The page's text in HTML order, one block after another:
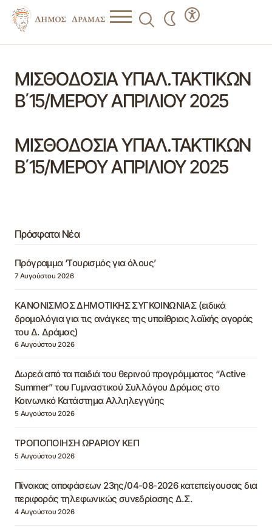
ΜΙΣΘΟΔΟΣΙΑ ΥΠΑΛ.ΤΑΚΤΙΚΩΝ
Β΄15/ΜΕΡΟΥ ΑΠΡΙΛΙΟΥ 2025
ΜΙΣΘΟΔΟΣΙΑ ΥΠΑΛ.ΤΑΚΤΙΚΩΝ
Β΄15/ΜΕΡΟΥ ΑΠΡΙΛΙΟΥ 2025
Πρόσφατα Νέα
Πρόγραμμα ‘Τουρισμός για όλους’
7 Αυγούστου 2026
ΚΑΝΟΝΙΣΜΟΣ ΔΗΜΟΤΙΚΗΣ ΣΥΓΚΟΙΝΩΝΙΑΣ (ειδικά
δρομολόγια για τις ανάγκες της υπαίθριας λαϊκής αγοράς
του Δ. Δράμας)
6 Αυγούστου 2026
Δωρεά από τα παιδιά του θερινού προγράμματος “Active
Summer” του Γυμναστικού Συλλόγου Δράμας στο
Κοινωνικό Κατάστημα Αλληλεγγύης
5 Αυγούστου 2026
ΤΡΟΠΟΠΟΙΗΣΗ ΩΡΑΡΙΟΥ ΚΕΠ
5 Αυγούστου 2026
Πίνακας αποφάσεων 23ης/04-08-2026 κατεπείγουσας δια
περιφοράς τηλεφωνικώς συνεδρίασης Δ.Σ.
4 Αυγούστου 2026